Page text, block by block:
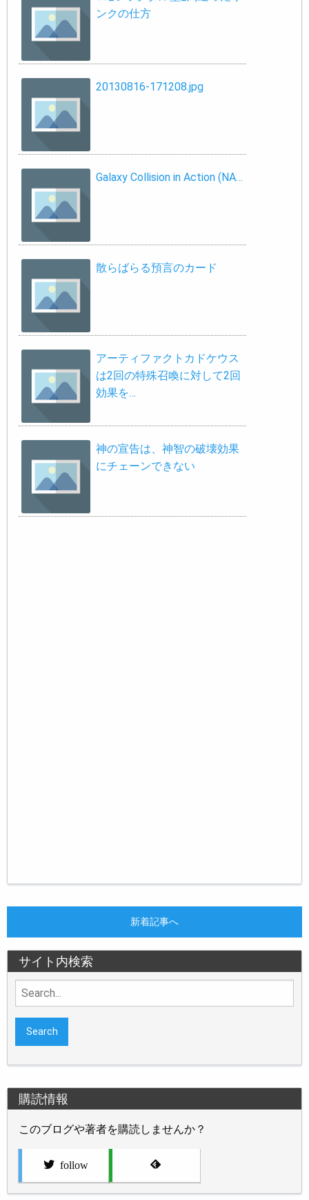
ンクの仕方
20130816-171208.jpg
Galaxy Collision in Action (NA…
散らばらる預言のカード
アーティファクトカドケウス
は2回の特殊召喚に対して2回
効果を…
神の宣告は、神智の破壊効果
にチェーンできない
新着記事へ
サイト内検索
Search
for:
購読情報
このブログや著者を購読しませんか？
follow